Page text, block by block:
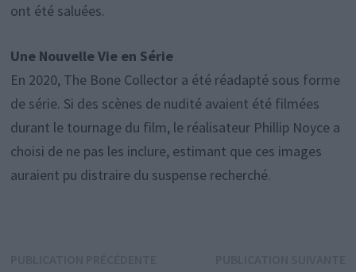
ont été saluées.
Une Nouvelle Vie en Série
En 2020, The Bone Collector a été réadapté sous forme
de série. Si des scènes de nudité avaient été filmées
durant le tournage du film, le réalisateur Phillip Noyce a
choisi de ne pas les inclure, estimant que ces images
auraient pu distraire du suspense recherché.